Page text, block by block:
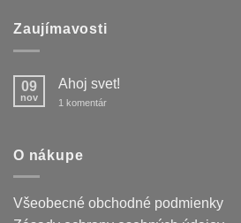
Zaujímavosti
09
nov
Ahoj svet!
1 komentárna
O nákupe
Všeobecné obchodné podmienky